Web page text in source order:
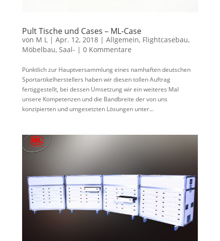
Pult Tische und Cases – ML-Case
von M L | Apr. 12, 2018| Allgemein, Flightcasebau,
Möbelbau, Saal- | 0 Kommentare
Pünktlich zur Hauptversammlung eines namhaften deutschen
Sportartikelherstellers haben wir diesen tollen Auftrag
fertiggestellt, bei dessen Umsetzung wir ein weiteres Mal
unsere Kompetenzen und die Bandbreite der von uns
konzipierten und umgesetzten Lösungen unter...